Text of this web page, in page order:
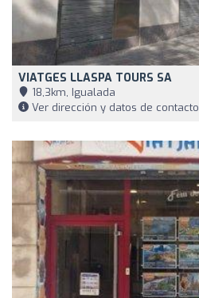
VIATGES LLASPA TOURS SA
18,3km, Igualada
Ver dirección y datos de contacto